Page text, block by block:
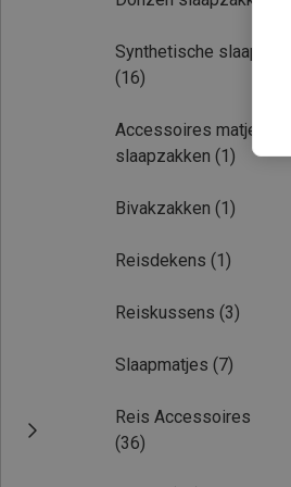
Synthetische
(16)
Accessoires matjes &
slaapzakken (1)
Bivakzakken (1)
Reisdekens (1)
Reiskussens (3)
Slaapmatjes (7)
Reis Accessoires
(36)